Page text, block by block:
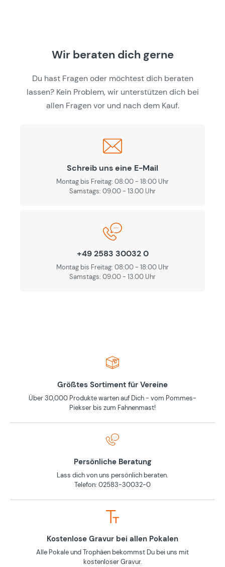
Wir beraten dich gerne
Du hast Fragen oder möchtest dich beraten
lassen? Kein Problem, wir unterstützen dich bei
allen Fragen vor und nach dem Kauf.
Schreib uns eine E-Mail
Montag bis Freitag: 08:00 - 18:00 Uhr
Samstags: 09.00 - 13.00 Uhr
+49 2583 30032 0
Montag bis Freitag: 08:00 - 18:00 Uhr
Samstags: 09.00 - 13.00 Uhr
Größtes Sortiment für Vereine
Über 30,000 Produkte warten auf Dich - vom Pommes-
Piekser bis zum Fahnenmast!
Persönliche Beratung
Lass dich von uns persönlich beraten.
Telefon: 02583-30032-0
Kostenlose Gravur bei allen Pokalen
Alle Pokale und Trophäen bekommst Du bei uns mit
kostenloser Gravur.